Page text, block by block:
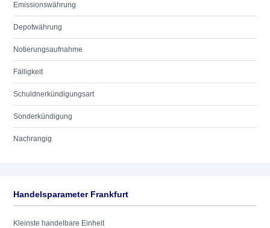
Emissionswährung
Depotwährung
Notierungsaufnahme
Fälligkeit
Schuldnerkündigungsart
Sonderkündigung
Nachrangig
Handelsparameter Frankfurt
Kleinste handelbare Einheit